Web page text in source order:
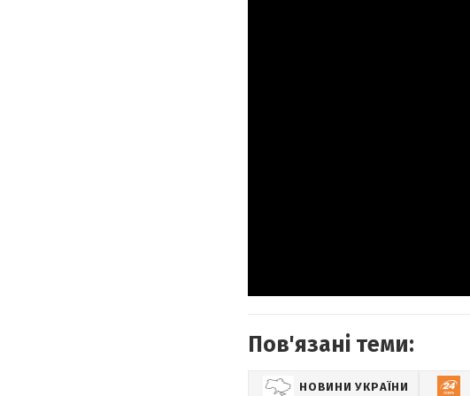
Пов'язані теми:
НОВИНИ УКРАЇНИ